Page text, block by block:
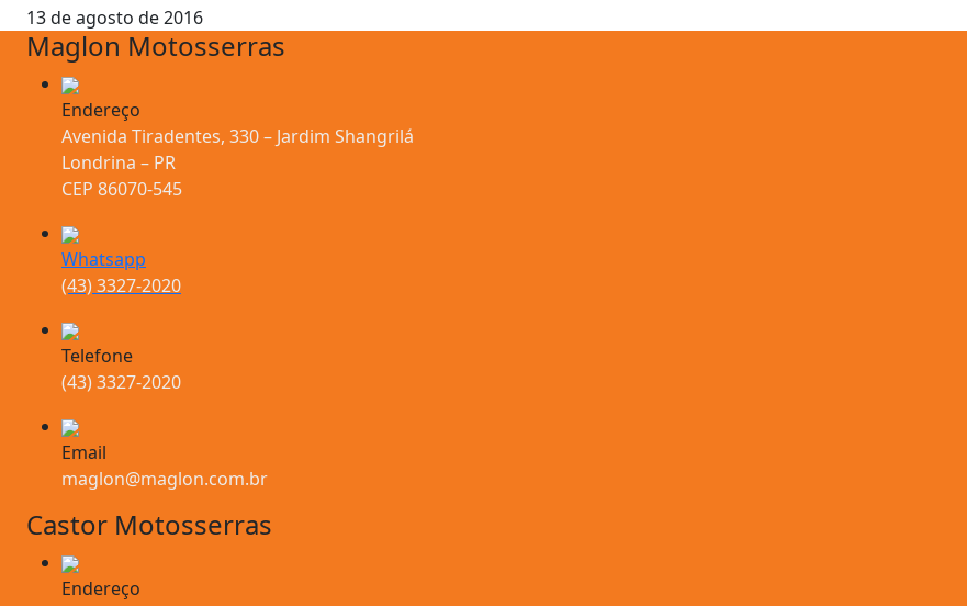
13 de agosto de 2016
Maglon Motosserras
Endereço
Avenida Tiradentes, 330 – Jardim Shangrilá
Londrina – PR
CEP 86070-545
Whatsapp
(43) 3327-2020
Telefone
(43) 3327-2020
Email
maglon@maglon.com.br
Castor Motosserras
Endereço